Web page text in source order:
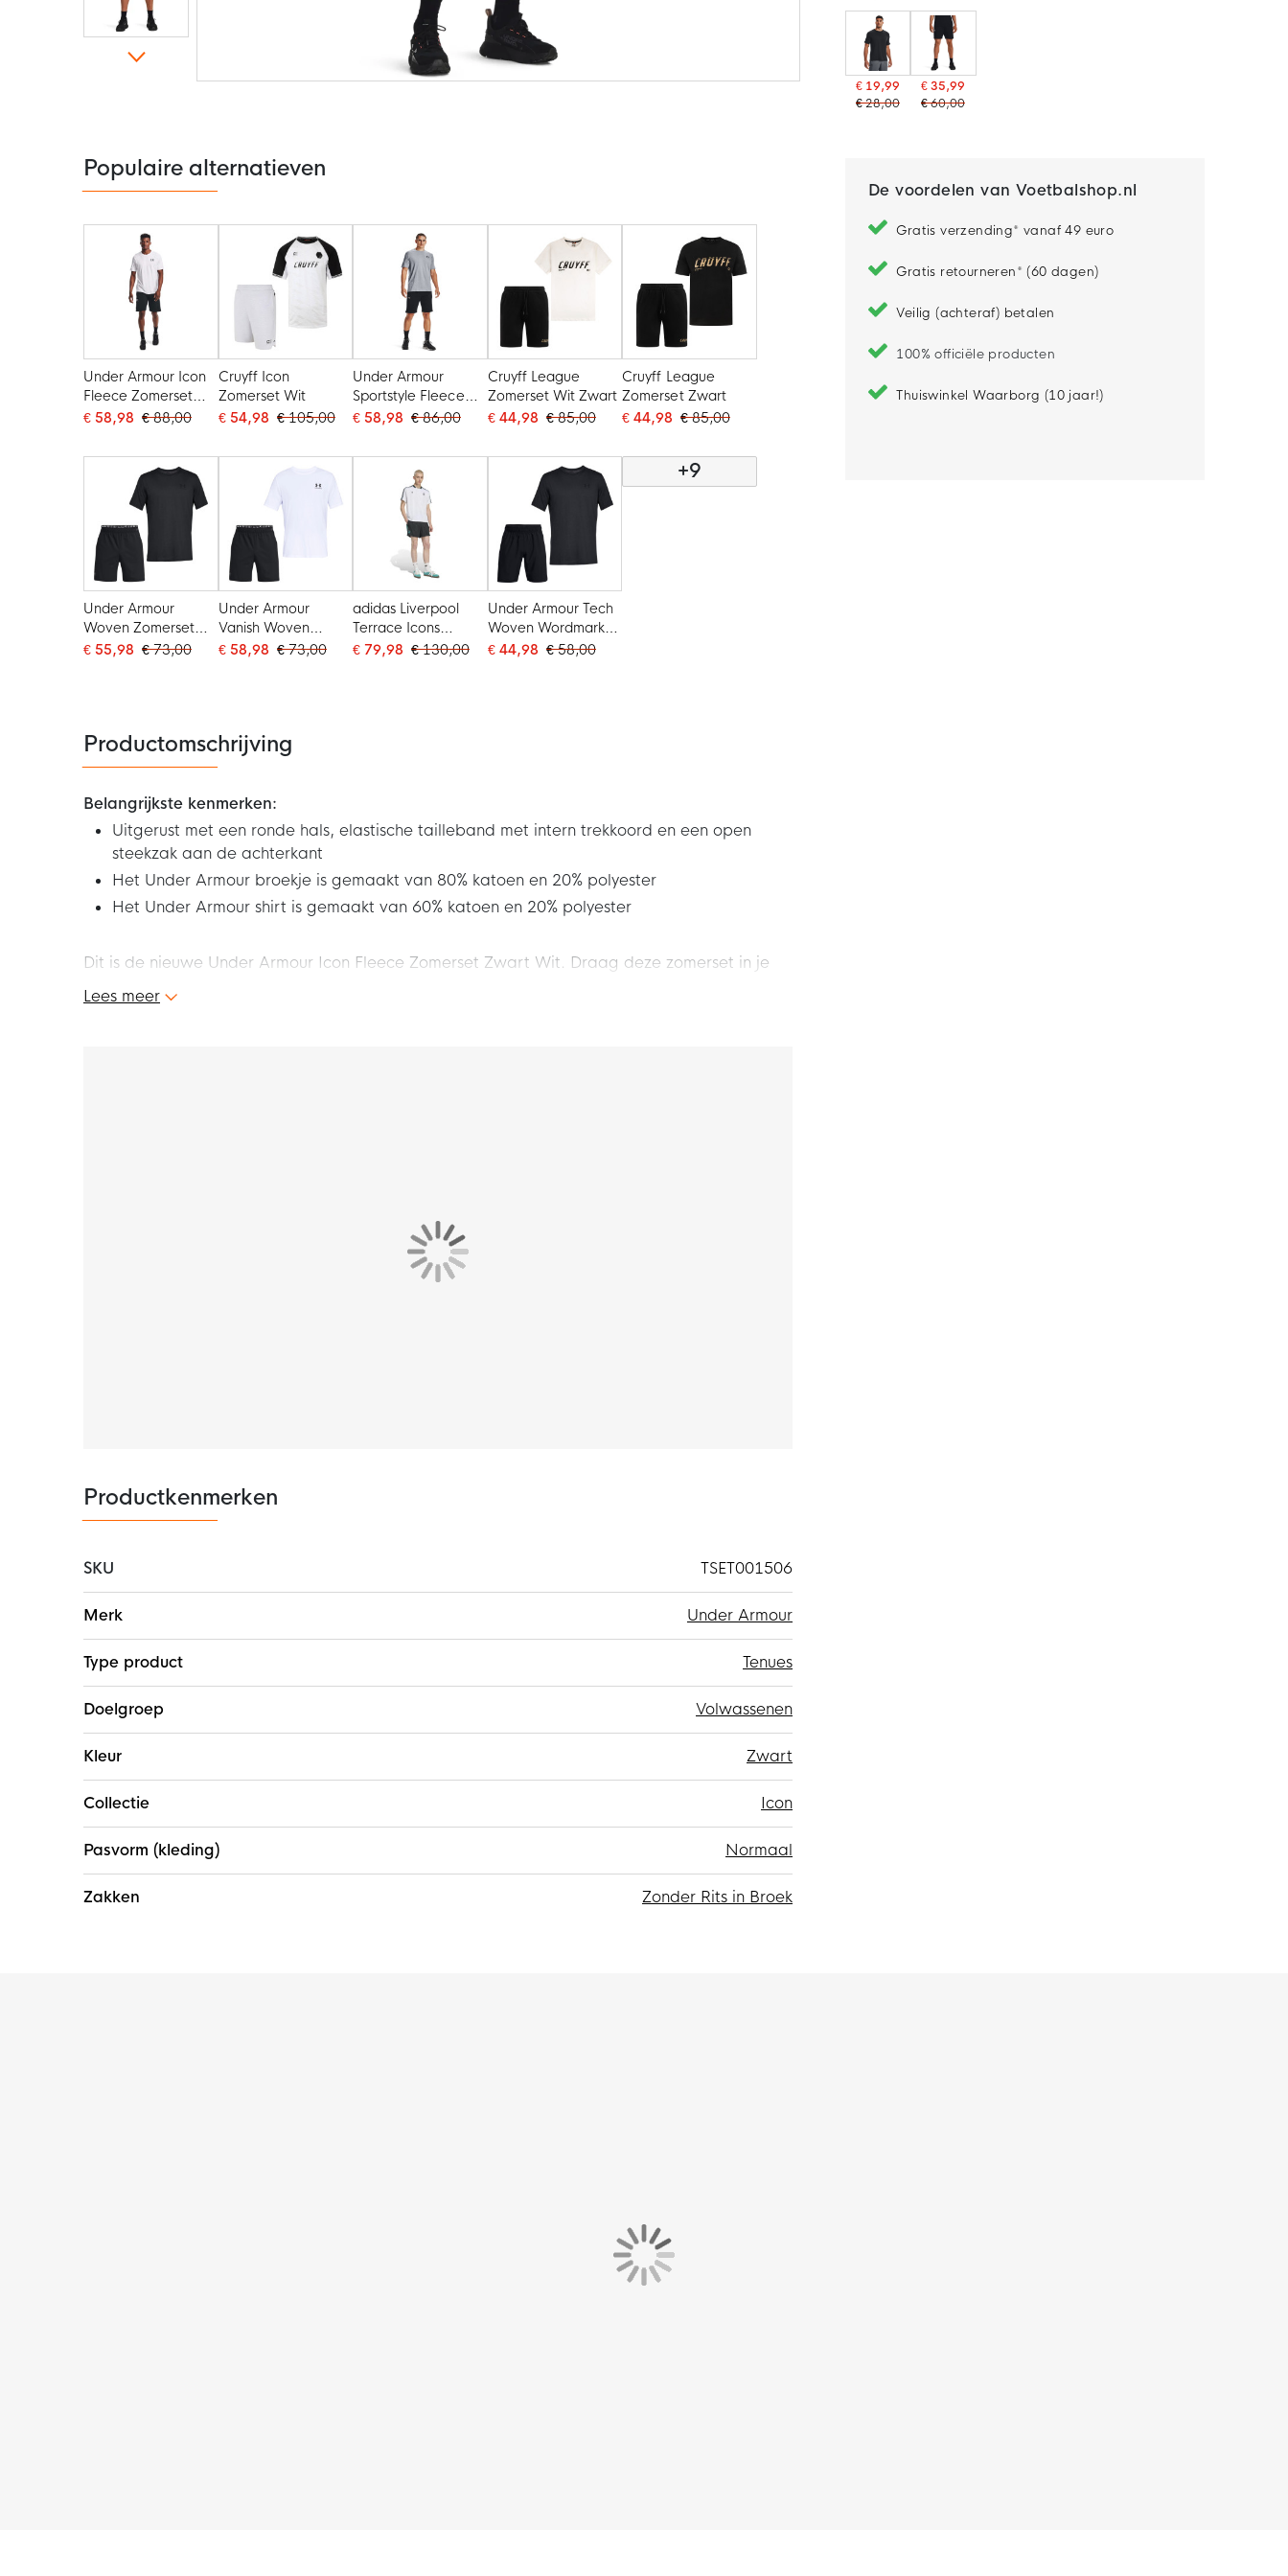
de
afbeeldingen-
gallerij
€ 19,99
€ 28,00
€ 35,99
€ 60,00
De voordelen van Voetbalshop.nl
Gratis verzending* vanaf 49 euro
Gratis retourneren* (60 dagen)
Veilig (achteraf) betalen
100% officiële producten
Thuiswinkel Waarborg (10 jaar!)
Populaire alternatieven
Under Armour Icon
Fleece Zomerset
Wit Zwart
€ 58,98 € 88,00
Cruyff Icon
Zomerset Wit
€ 54,98 € 105,00
Under Armour
Sportstyle Fleece
Zomerset Grijs
€ 58,98 € 86,00
Cruyff League
Zomerset Wit Zwart
€ 44,98 € 85,00
Cruyff League
Zomerset Zwart
€ 44,98 € 85,00
Under Armour
Woven Zomerset
Zwart
€ 55,98 € 73,00
Under Armour
Vanish Woven
Zomerset Wit Zwart
€ 58,98 € 73,00
adidas Liverpool
Terrace Icons
Zomerset Wit Zwart
€ 79,98 € 130,00
Under Armour Tech
Woven Wordmark
Zomerset Zwart Wit
€ 44,98 € 58,00
+9
Productomschrijving
Belangrijkste kenmerken:
Uitgerust met een ronde hals, elastische tailleband met intern trekkoord en een open
steekzak aan de achterkant
Het Under Armour broekje is gemaakt van 80% katoen en 20% polyester
Het Under Armour shirt is gemaakt van 60% katoen en 20% polyester
Dit is de nieuwe Under Armour Icon Fleece Zomerset Zwart Wit. Draag deze zomerset in je
vrije tijd of tijdens je volgende training. Loop er altijd sportief en casual bij met deze gave
Under Armour fleece zomerset!
Het Under Armour t-shirt is gemaakt van 60% katoen en 40% polyester. Het Under Armour
Lees meer
Productkenmerken
SKU
TSET001506
informatie
Merk Under Armour
Type product Tenues
Doelgroep Volwassenen
Kleur Zwart
Collectie Icon
Pasvorm (kleding) Normaal
Zakken Zonder Rits in Broek